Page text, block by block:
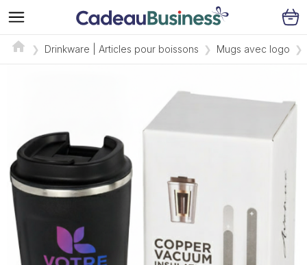
Drinkware | Articles pour boissons Mugs avec logo